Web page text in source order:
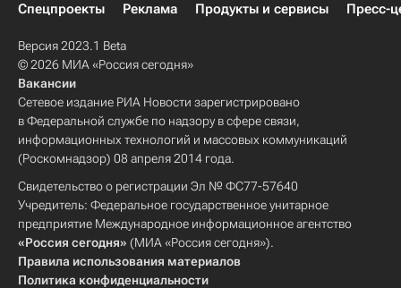
Спецпроекты
Реклама Продукты и сервисы Пресс-
Версия 2023.1 Beta
© 2026 МИА «Россия сегодня»
Вакансии
Сетевое издание РИА Новости зарегистрировано
в Федеральной службе по надзору в сфере связи,
информационных технологий и массовых коммуникаций
(Роскомнадзор) 08 апреля 2014 года.
Свидетельство о регистрации Эл № ФС77-57640
Учредитель: Федеральное государственное унитарное
предприятие Международное информационное агентство
«Россия сегодня» (МИА «Россия сегодня»).
Правила использования материалов
Политика конфиденциальности